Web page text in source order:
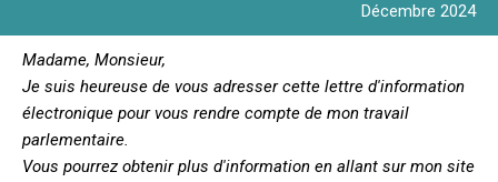
Décembre 2024
Madame, Monsieur,
Je suis heureuse de vous adresser cette lettre d'information
électronique pour vous rendre compte de mon travail
parlementaire.
Vous pourrez obtenir plus d'information en allant sur mon site